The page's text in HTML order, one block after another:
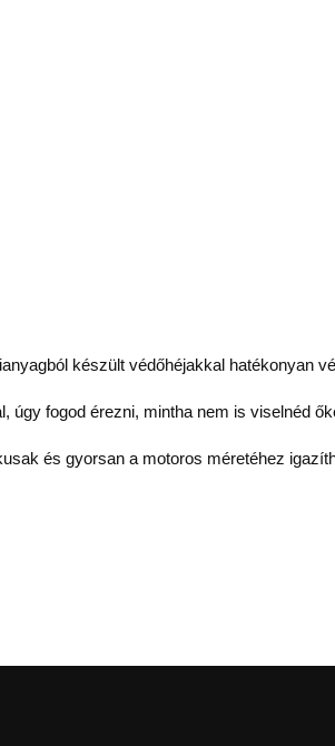
készült védőhéjakkal hatékonyan
úgy fogod érezni, mintha nem is viselnéd
és gyorsan a motoros méretéhez